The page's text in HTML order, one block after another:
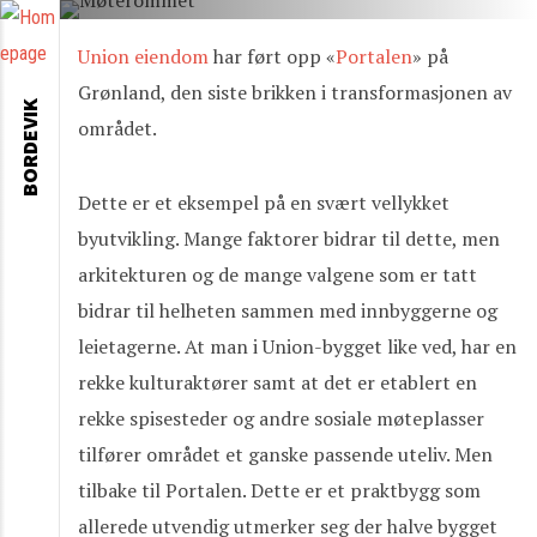
Union eiendomhar ført opp «Portalen» på
Grønland, den siste brikken i transformasjonen av
området.
Dette er et eksempel på en svært vellykket
byutvikling. Mange faktorer bidrar til dette, men
arkitekturen og de mange valgene som er tatt
bidrar til helheten sammen med innbyggerne og
leietagerne. At man i Union-bygget like ved, har en
rekke kulturaktører samt at det er etablert en
rekke spisesteder og andre sosiale møteplasser
tilfører området et ganske passende uteliv. Men
tilbake til Portalen. Dette er et praktbygg som
allerede utvendig utmerker seg der halve bygget
BORDEVIK